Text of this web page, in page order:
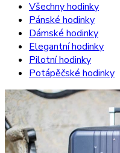
Všechny hodinky
Pánské hodinky
Dámské hodinky
Elegantní hodinky
Pilotní hodinky
Potápěčské hodinky